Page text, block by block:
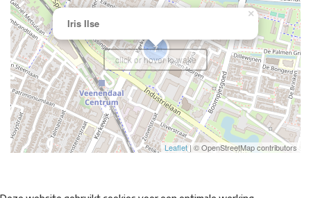
7
Iris Ilse
×
Leaflet | © OpenStreetMap contributors
click or hover to wake